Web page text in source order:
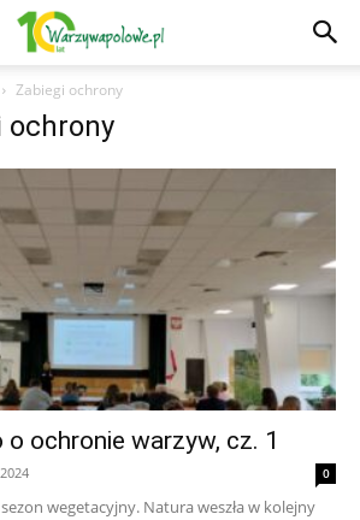
Zabiegi ochrony
ochrony
ochronie warzyw, cz. 1
0
wegetacyjny. Natura weszła w kolejny